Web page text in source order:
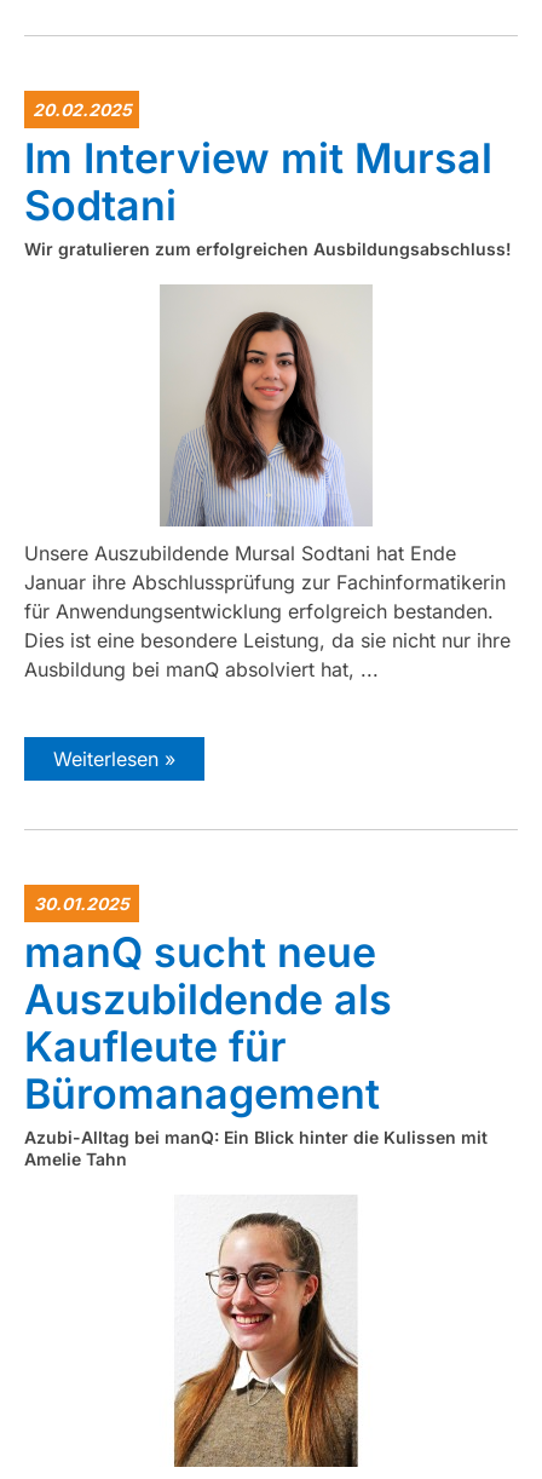
20.02.2025
Im Interview mit Mursal
Sodtani
Wir gratulieren zum erfolgreichen Ausbildungsabschluss!
Unsere Auszubildende Mursal Sodtani hat Ende
Januar ihre Abschlussprüfung zur Fachinformatikerin
für Anwendungsentwicklung erfolgreich bestanden.
Dies ist eine besondere Leistung, da sie nicht nur ihre
Ausbildung bei manQ absolviert hat, ...
Weiterlesen »
30.01.2025
manQ sucht neue
Auszubildende als
Kaufleute für
Büromanagement
Azubi-Alltag bei manQ: Ein Blick hinter die Kulissen mit
Amelie Tahn